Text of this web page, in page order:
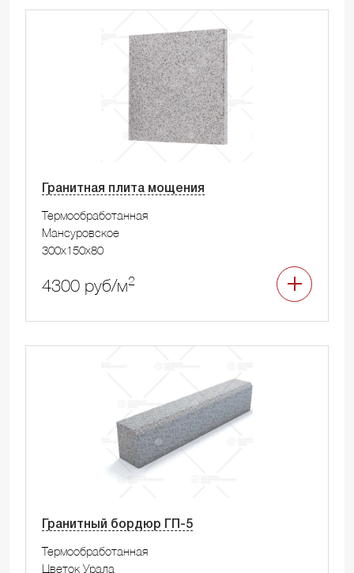
Гранитная плита мощения
Термообработанная
Мансуровское
300x150x80
4300 руб/м2
Гранитный бордюр ГП-5
Термообработанная
Цветок Урала